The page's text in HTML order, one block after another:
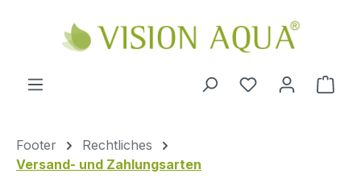
Zum Hauptinhalt springen
Footer
Rechtliches
Versand- und Zahlungsarten